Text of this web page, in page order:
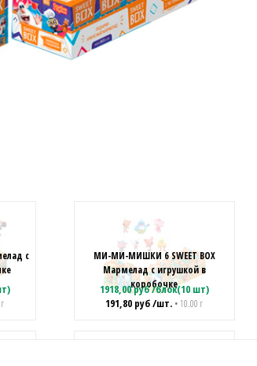
с
МИ-МИ-МИШКИ 6 SWEET BOX
Мармелад с игрушкой в
коробочке
1918,00руб/блок(10 шт)
191,80 руб/шт. • 10.00 г